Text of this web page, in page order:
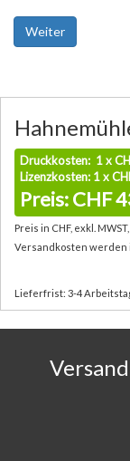
Weiter
Druckkosten: 1 x
Lizenzkosten: 1 x
Preis: CHF
Preis in CHF, exkl.
Versandkosten werden
Lieferfrist: 3-4